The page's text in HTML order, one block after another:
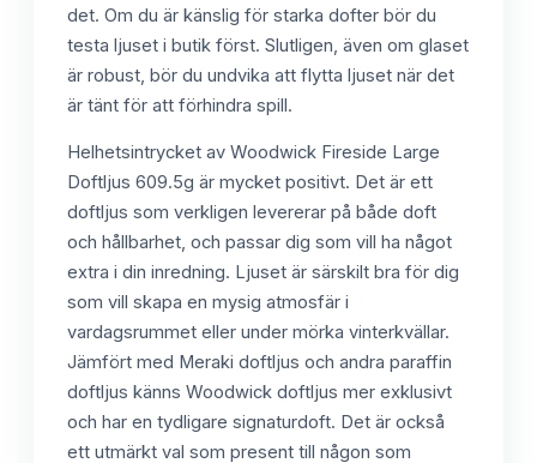
det. Om du är känslig för starka dofter bör du
testa ljuset i butik först. Slutligen, även om glaset
är robust, bör du undvika att flytta ljuset när det
är tänt för att förhindra spill.
Helhetsintrycket av Woodwick Fireside Large
Doftljus 609.5g är mycket positivt. Det är ett
doftljus som verkligen levererar på både doft
och hållbarhet, och passar dig som vill ha något
extra i din inredning. Ljuset är särskilt bra för dig
som vill skapa en mysig atmosfär i
vardagsrummet eller under mörka vinterkvällar.
Jämfört med Meraki doftljus och andra paraffin
doftljus känns Woodwick doftljus mer exklusivt
och har en tydligare signaturdoft. Det är också
ett utmärkt val som present till någon som